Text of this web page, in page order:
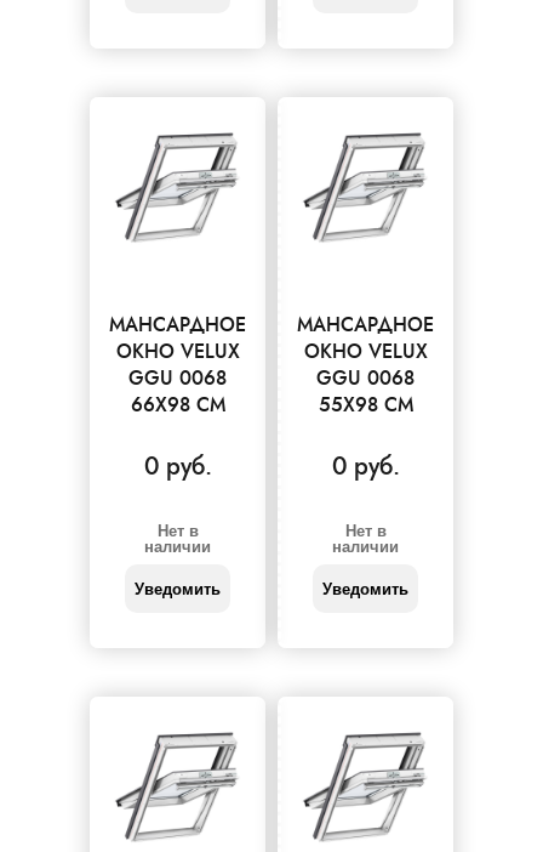
МАНСАРДНОЕ
ОКНО VELUX
GGU 0068
66X98 СМ
0 руб.
Нет в
наличии
Уведомить
МАНСАРДНОЕ
ОКНО VELUX
GGU 0068
55X98 СМ
0 руб.
Нет в
наличии
Уведомить